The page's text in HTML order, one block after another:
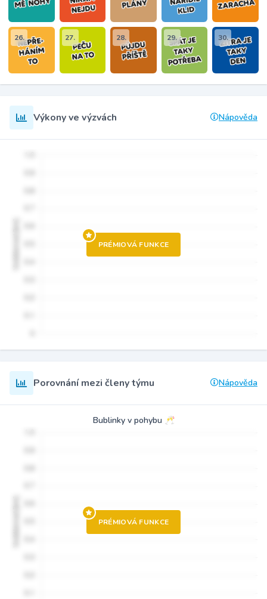
26. 27. 28. 29. 30.
Výkony ve výzvách Nápověda
PRÉMIOVÁ FUNKCE
Porovnání mezi členy týmu Nápověda
Bublinky v pohybu 🥂
PRÉMIOVÁ FUNKCE